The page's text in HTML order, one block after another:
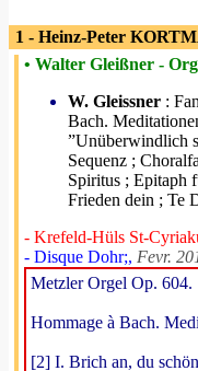
1 - Heinz-Peter
• Walter Gleißner -
W. Gleissner :
Bach.
”Unüberwindlich
Sequenz ;
Spiritus ; Epitaph
Frieden dein ; Te
- Krefeld-Hüls St-
- Disque Dohr;, Fevr.
Metzler Orgel Op. 604.
Hommage à Bach.
[2] I. Brich an, du